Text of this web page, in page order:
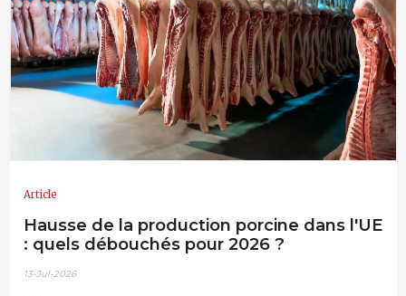
Article
Hausse de la production porcine dans l'UE
: quels débouchés pour 2026 ?
13-Jul-2026